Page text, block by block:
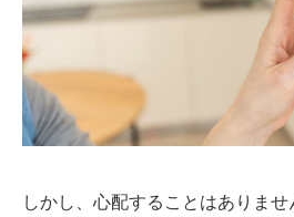
しかし、心配することはありま